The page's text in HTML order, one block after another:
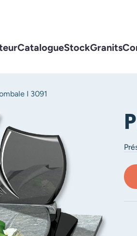
CatalogueStockGranits
I 3091